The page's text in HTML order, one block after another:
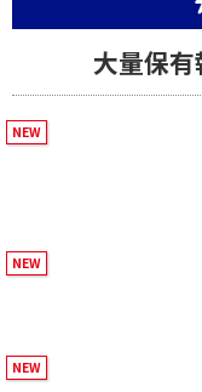
大量保